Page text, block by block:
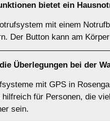
bietet ein
mit einem
Der Button kann am
Überlegungen bei der
mit GPS in
hilfreich für Personen, die
sein.